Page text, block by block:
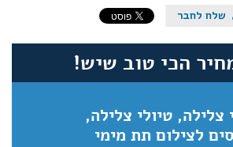
הכי טוב שיש!
צלילה, טיולי צלילה,
לצילום תת מימי